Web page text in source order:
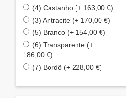
(4) Castanho (+ 163,00 €)
(3) Antracite (+ 170,00 €)
(5) Branco (+ 154,00 €)
(6) Transparente (+
186,00 €)
(7) Bordô (+ 228,00 €)